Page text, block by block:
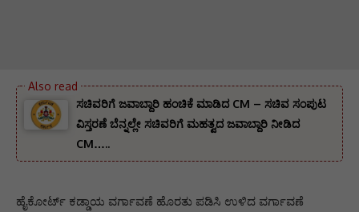
ಸಚಿವರಿಗೆ ಜವಾಬ್ದಾರಿ ಹಂಚಿಕೆ ಮಾಡಿದ CM – ಸಚಿವ ಸಂಪುಟ
ವಿಸ್ತರಣೆ ಬೆನ್ನಲ್ಲೇ ಸಚಿವರಿಗೆ ಮಹತ್ವದ ಜವಾಬ್ದಾರಿ ನೀಡಿದ
CM…..
ಹೈಕೋರ್ಟ್ ಕಡ್ಡಾಯ ವರ್ಗಾವಣೆ ಹೊರತು ಪಡಿಸಿ ಉಳಿದ ವರ್ಗಾವಣೆ